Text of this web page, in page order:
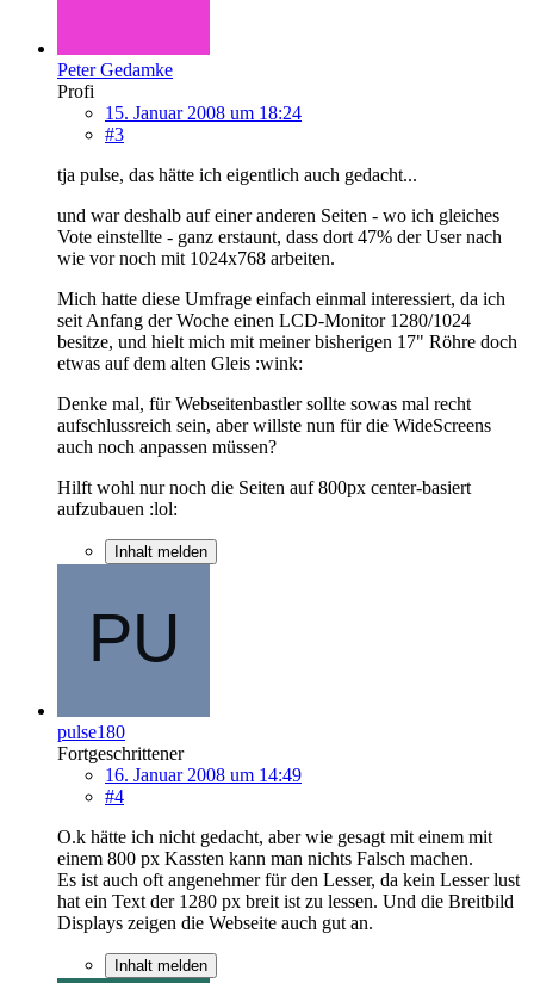
Peter Gedamke
Profi
15. Januar 2008 um 18:24
#3
tja pulse, das hätte ich eigentlich auch gedacht...
und war deshalb auf einer anderen Seiten - wo ich gleiches
Vote einstellte - ganz erstaunt, dass dort 47% der User nach
wie vor noch mit 1024x768 arbeiten.
Mich hatte diese Umfrage einfach einmal interessiert, da ich
seit Anfang der Woche einen LCD-Monitor 1280/1024
besitze, und hielt mich mit meiner bisherigen 17" Röhre doch
etwas auf dem alten Gleis :wink:
Denke mal, für Webseitenbastler sollte sowas mal recht
aufschlussreich sein, aber willste nun für die WideScreens
auch noch anpassen müssen?
Hilft wohl nur noch die Seiten auf 800px center-basiert
aufzubauen :lol:
Inhalt melden
pulse180
Fortgeschrittener
16. Januar 2008 um 14:49
#4
O.k hätte ich nicht gedacht, aber wie gesagt mit einem mit
einem 800 px Kassten kann man nichts Falsch machen.
Es ist auch oft angenehmer für den Lesser, da kein Lesser lust
hat ein Text der 1280 px breit ist zu lessen. Und die Breitbild
Displays zeigen die Webseite auch gut an.
Inhalt melden